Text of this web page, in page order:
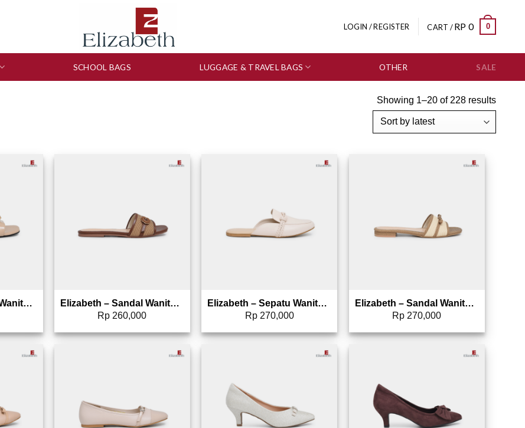
LOGIN / REGISTER CART /RP 0 0
SCHOOL BAGS LUGGAGE & TRAVEL BAGS OTHER SALE
Showing 1–20 of 228 results
Elizabeth – Sandal Wanita | Chunky Heels 0347-0010
Elizabeth – Sandal Wanita | Slip On 0370-0285
Rp 260,000
Elizabeth – Sepatu Wanita | Mules 0608-0286
Rp270,000
Elizabeth – Sandal Wanita | Slip On 0370-0284
Rp 270,000